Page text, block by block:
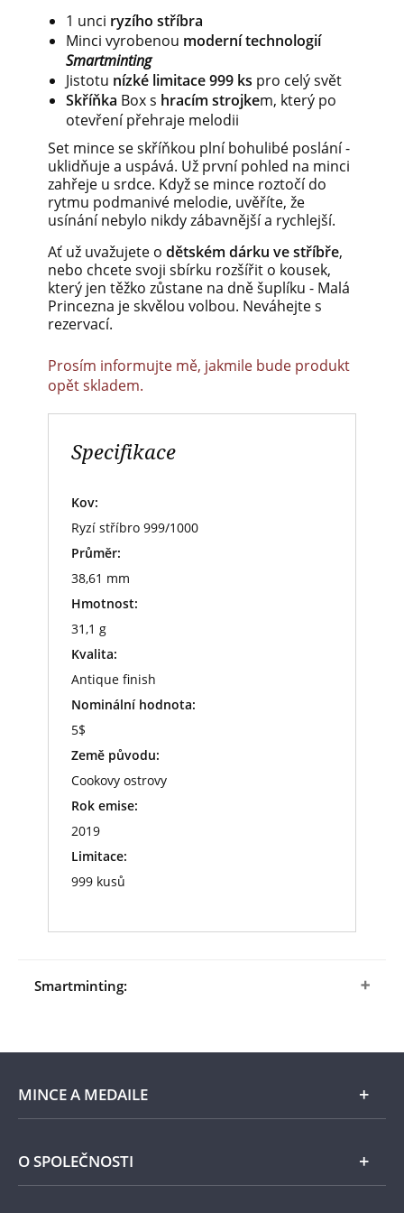
1 unci ryzího stříbra
Minci vyrobenou moderní technologií
Smartminting
Jistotu nízké limitace 999 ks pro celý svět
Skříňka Box s hracím strojkem, který po
otevření přehraje melodii
Set mince se skříňkou plní bohulibé poslání -
uklidňuje a uspává. Už první pohled na minci
zahřeje u srdce. Když se mince roztočí do
rytmu podmanivé melodie, uvěříte, že
usínání nebylo nikdy zábavnější a rychlejší.
Ať už uvažujete o dětském dárku ve stříbře,
nebo chcete svoji sbírku rozšířit o kousek,
který jen těžko zůstane na dně šuplíku - Malá
Princezna je skvělou volbou. Neváhejte s
rezervací.
Prosím informujte mě, jakmile bude produkt
opět skladem.
Specifikace
Kov:
Ryzí stříbro 999/1000
Průměr:
38,61 mm
Hmotnost:
31,1 g
Kvalita:
Antique finish
Nominální hodnota:
5$
Země původu:
Cookovy ostrovy
Rok emise:
2019
Limitace:
999 kusů
Smartminting:
MINCE A MEDAILE
E-shop
O SPOLEČNOSTI